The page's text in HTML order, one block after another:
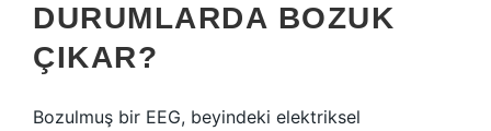
DURUMLARDA BOZUK
ÇIKAR?
Bozulmuş bir EEG, beyindeki elektriksel